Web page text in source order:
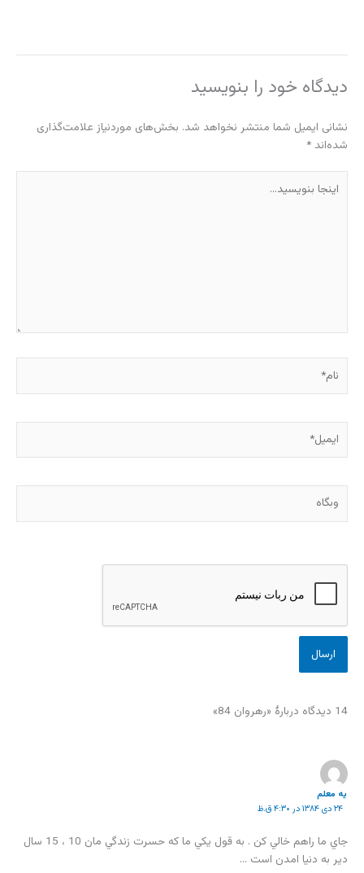
دیدگاه‌ خود را بنویسید
نشانی ایمیل شما منتشر نخواهد شد. بخش‌های موردنیاز علامت‌گذاری
شده‌اند *
بنویسید…
وبگاه
14 دیدگاه دربارهٔ «رهروان 84»
یه معلم
۲۴ دی ۱۳۸۴ در ۴:۳۰ ق.ظ
جاي ما راهم خالي کن . به قول يکي ما که حسرت زندگي مان 10 ، 15 سال
دير به دنيا امدن است …